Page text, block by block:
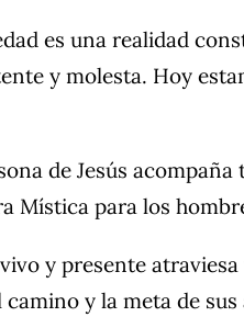
es una realidad
y molesta. Hoy
de Jesús
Mística para los
y presente
camino y la meta de